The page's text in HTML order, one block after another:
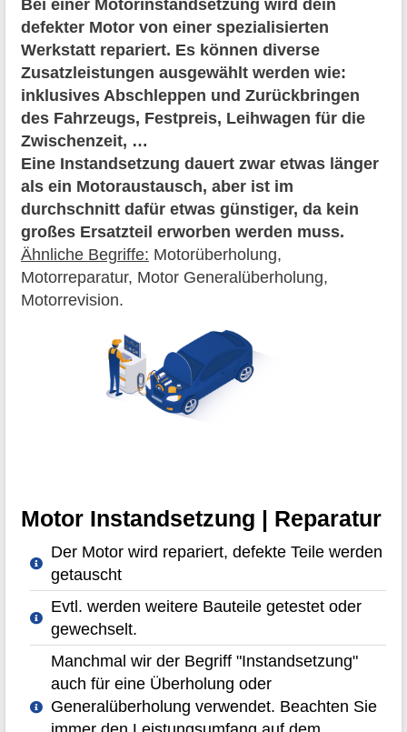
Bei einer Motorinstandsetzung wird dein
defekter Motor von einer spezialisierten
Werkstatt repariert. Es können diverse
Zusatzleistungen ausgewählt werden wie:
inklusives Abschleppen und Zurückbringen
des Fahrzeugs, Festpreis, Leihwagen für die
Zwischenzeit, …
Eine Instandsetzung dauert zwar etwas länger
als ein Motoraustausch, aber ist im
durchschnitt dafür etwas günstiger, da kein
großes Ersatzteil erworben werden muss.
Ähnliche Begriffe: Motorüberholung,
Motorreparatur, Motor Generalüberholung,
Motorrevision.
Motor Instandsetzung | Reparatur
Der Motor wird repariert, defekte Teile werden
getauscht
Evtl. werden weitere Bauteile getestet oder
gewechselt.
Manchmal wir der Begriff "Instandsetzung"
auch für eine Überholung oder
Generalüberholung verwendet. Beachten Sie